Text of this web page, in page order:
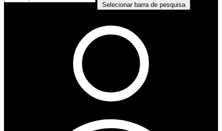
Selecionar barra de pesquisa